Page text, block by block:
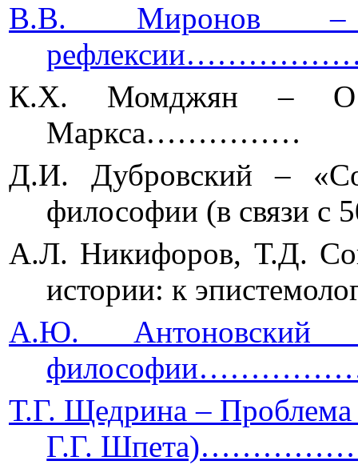
В.В. Миронов –
К.Х. Момджян –
Маркса……………
Д.И. Дубровский –
философии (в
А.Л. Никифоров, Т.Д.
истории: к
А.Ю. Антоновский
Т.Г. Щедрина – Проблема
Г.Г.